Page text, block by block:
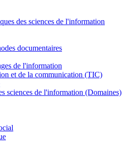
des sciences de l'information
documentaires
de l'information
et de la communication (TIC)
sciences de l'information (Domaines)